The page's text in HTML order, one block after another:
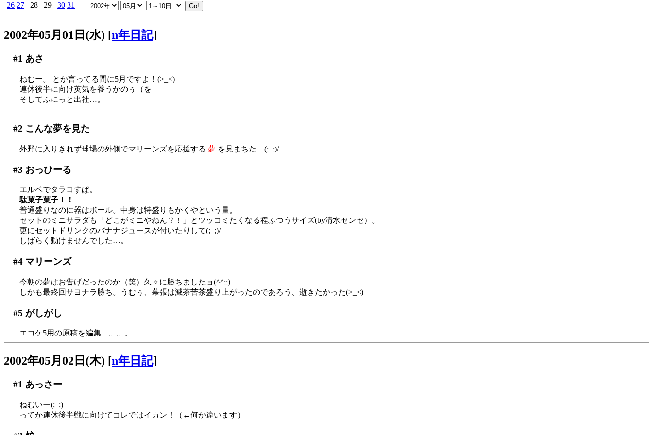
26 27 28 29 30 31
2002年05月01日(水) [n年日記]
#1 あさ
ねむー。 とか言ってる間に5月ですよ！(>_<)
連休後半に向け英気を養うかのぅ（を
そしてふにっと出社…。
#2 こんな夢を見た
外野に入りきれず球場の外側でマリーンズを応援する 夢 を見まちた…(;_;)/
#3 おっひーる
エルベでタラコすぱ。
駄菓子菓子！！
普通盛りなのに器はボール。中身は特盛りもかくやという量。
セットのミニサラダも「どこがミニやねん？！」とツッコミたくなる程ふつうサイズ(by清水センセ）。
更にセットドリンクのバナナジュースが付いたりして(;_;)/
しばらく動けませんでした…。
#4マリーンズ
今朝の夢はお告げだったのか（笑）久々に勝ちましたョ(^^;;)
しかも最終回サヨナラ勝ち。うむぅ、幕張は滅茶苦茶盛り上がったのであろう、逝きたかった(>_<)
#5 がしがし
エコケ5用の原稿を編集…。。。
2002年05月02日(木) [n年日記]
#1 あっさー
ねむいー(;_;)
ってか連休後半戦に向けてコレではイカン！（←何か違います）